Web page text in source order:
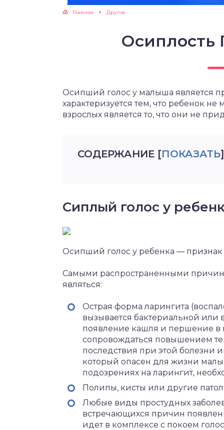
Главная Другое
Осиплость
Осипший голос у малыша является
характеризуется тем, что ребенок
взрослых является то, что они не
СОДЕРЖАНИЕ [ПОКАЗАТЬ]
Сиплый голос у
Осипший голос у ребенка — признак
Самыми распространенными
являться:
Острая форма ларингита
вызывается бактериальной
появление кашля и першение в
сопровождаться повышением
последствия при этой болезни
который опасен для жизни
подозрениях на ларингит,
Полипы, кисты или другие
Любые виды простудных
встречающихся причин
идет в комплексе с покоем